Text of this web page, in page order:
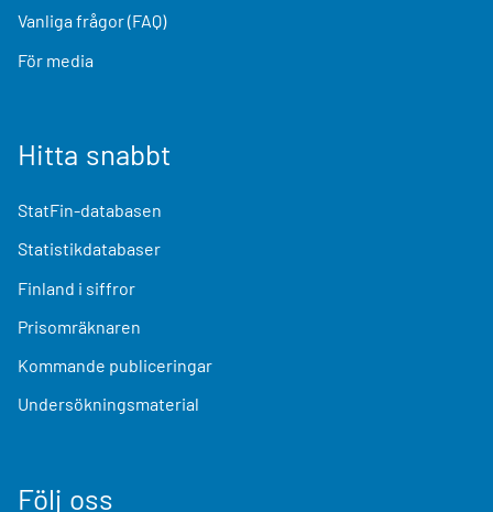
Vanliga frågor (FAQ)
För media
Hitta snabbt
StatFin-databasen
Statistikdatabaser
Finland i siffror
Prisomräknaren
Kommande publiceringar
Undersökningsmaterial
Följ oss